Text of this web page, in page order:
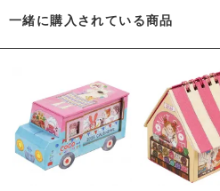
一緒に購入されている商品